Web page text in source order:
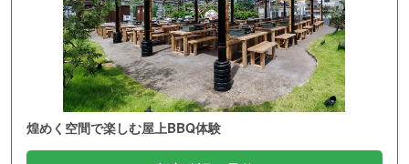
煌めく空間で楽しむ屋上BBQ体験